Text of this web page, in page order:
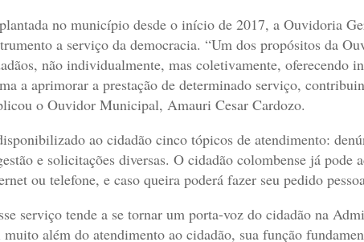
no município desde o início de 2017, a Ouvidoria
a serviço da democracia. “Um dos propósitos da
não individualmente, mas coletivamente, oferecendo
a aprimorar a prestação de determinado serviço,
o Ouvidor Municipal, Amauri Cesar Cardozo.
ao cidadão cinco tópicos de atendimento:
e solicitações diversas. O cidadão colombense já
ou telefone, e caso queira poderá fazer seu pedido
serviço tende a se tornar um porta-voz do cidadão na
além do atendimento ao cidadão, sua função